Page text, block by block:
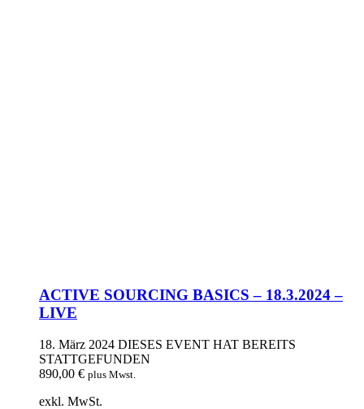
ACTIVE SOURCING BASICS – 18.3.2024 –
LIVE
18. März 2024 DIESES EVENT HAT BEREITS
STATTGEFUNDEN
890,00 € plus Mwst.
exkl. MwSt.